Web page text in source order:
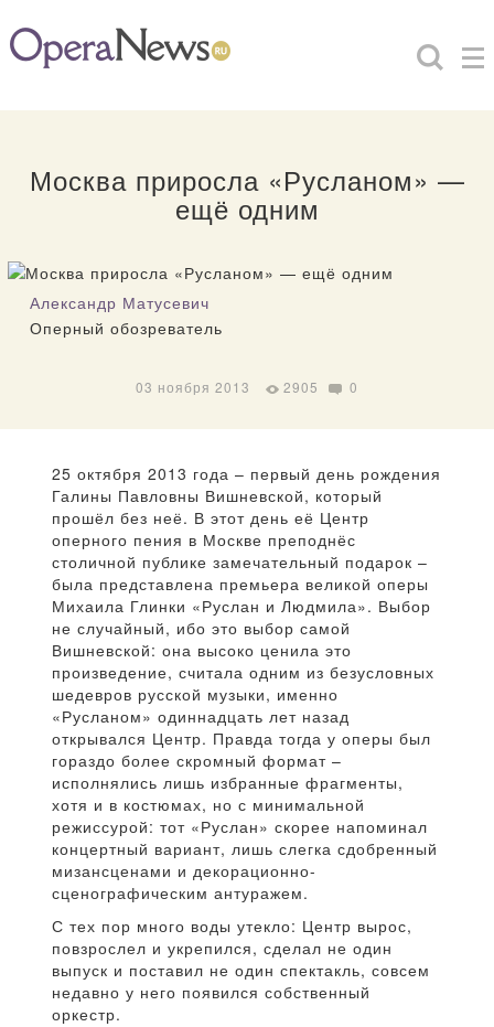
Москва приросла «Русланом» —
ещё одним
Александр Матусевич
Оперный обозреватель
03 ноября 2013 2905 0
25 октября 2013 года – первый день рождения
Галины Павловны Вишневской, который
прошёл без неё. В этот день её Центр
оперного пения в Москве преподнёс
столичной публике замечательный подарок –
была представлена премьера великой оперы
Михаила Глинки «Руслан и Людмила». Выбор
не случайный, ибо это выбор самой
Вишневской: она высоко ценила это
произведение, считала одним из безусловных
шедевров русской музыки, именно
«Русланом» одиннадцать лет назад
открывался Центр. Правда тогда у оперы был
гораздо более скромный формат –
исполнялись лишь избранные фрагменты,
хотя и в костюмах, но с минимальной
режиссурой: тот «Руслан» скорее напоминал
концертный вариант, лишь слегка сдобренный
мизансценами и декорационно-
сценографическим антуражем.
С тех пор много воды утекло: Центр вырос,
повзрослел и укрепился, сделал не один
выпуск и поставил не один спектакль, совсем
недавно у него появился собственный
оркестр.